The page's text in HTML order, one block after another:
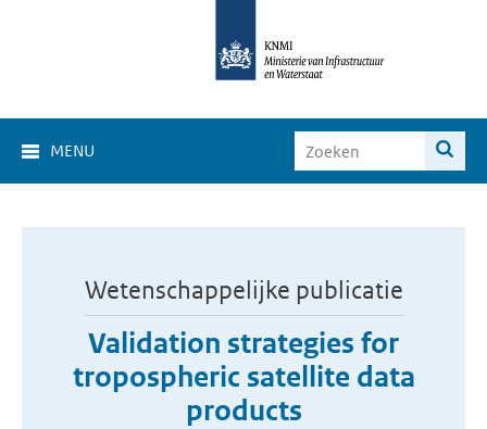
MENU
Wetenschappelijke publicatie
Validation strategies for
tropospheric satellite data
products